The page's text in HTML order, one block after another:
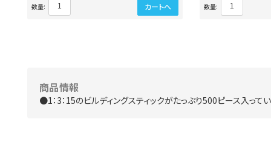
数量: カートへ 数量:
商品情報
●1：3：15のビルディングスティックがたっぷり500ピース入っ